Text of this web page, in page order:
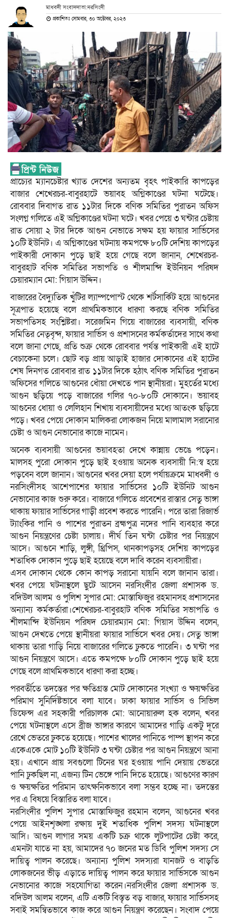
মাধবদী সংবাদদাতা:নরসিংদী
প্রকাশিতঃ সোমবার, ৩০ অক্টোবর, ২০২৩
প্রাচ্যের ম্যানচেষ্টার খ্যাত দেশের অন্যতম বৃহৎ পাইকারি কাপড়ের
বাজার শেখেরচর-বাবুরহাটে ভয়াবহ অগ্নিকাণ্ডের ঘটনা ঘটেছে।
রোববার দিবাগত রাত ১১টার দিকে বণিক সমিতির পুরাতন অফিস
সংলগ্ন গলিতে এই অগ্নিকাণ্ডের ঘটনা ঘটে। খবর পেয়ে ৩ ঘন্টার চেষ্টায়
রাত সোয়া ২ টার দিকে আগুন নেভাতে সক্ষম হয় ফায়ার সার্ভিসের
১০টি ইউনিট। এ অগ্নিকাণ্ডের ঘটনায় কমপক্ষে ৮০টি দেশিয় কাপড়ের
পাইকারী দোকান পুড়ে ছাই হয়ে গেছে বলে জানান, শেখেরচর-
বাবুরহাট বণিক সমিতির সভাপতি ও শীলমান্দি ইউনিয়ন পরিষদ
চেয়ারম্যান মো: গিয়াস উদ্দিন।
বাজারের বৈদ্যুতিক খুঁটির ল্যাম্পপোস্ট থেকে শর্টসার্কিট হয়ে আগুনের
সূত্রপাত হয়েছে বলে প্রাথমিকভাবে ধারণা করছে বণিক সমিতির
সভাপতিসহ সংশ্লিষ্টরা। সরেজমিন গিয়ে বাজারের ব্যবসায়ী, বণিক
সমিতির নেতৃবৃন্দ, ফায়ার সার্ভিস ও প্রশাসনের কর্মকর্তাদের সাথে কথা
বলে জানা গেছে, প্রতি শুক্র থেকে রোববার পর্যন্ত পাইকারী এই হাটে
বেচাকেনা চলে। ছোট বড় প্রায় আড়াই হাজার দোকানের এই হাটের
শেষ দিনগত রোববার রাত ১১টার দিকে হঠাৎ বণিক সমিতির পুরাতন
অফিসের গলিতে আগুনের ধোঁয়া দেখতে পান স্থানীয়রা। মুহর্তের মধ্যে
আগুন ছড়িয়ে পড়ে বাজারের গলির ৭০-৮০টি দোকানে। ভয়াবহ
আগুনের ধোয়া ও লেলিহান শিখায় ব্যবসায়ীদের মধ্যে আতংক ছড়িয়ে
পড়ে। খবর পেয়ে দোকান মালিকরা লোকজন নিয়ে মালামাল সরানোর
চেষ্টা ও আগুন নেভানোর কাজে নামেন।
অনেক ব্যবসায়ী আগুনের ভয়াবহতা দেখে কান্নায় ভেঙে পড়েন।
মালসহ পুরো দোকান পুড়ে ছাই হওয়ায় অনেক ব্যবসায়ী নি:স্ব হয়ে
পড়বেন বলে জানান। আগুনের খবর দেয়া হলে পর্যায়ক্রমে মাধবদী ও
নরসিংদীসহ আশেপাশের ফায়ার সার্ভিসের ১০টি ইউনিট আগুন
নেভানোর কাজ শুরু করে। বাজারে গলিতে প্রবেশের রাস্তার সেতু ভাঙ্গা
থাকায় ফায়ার সার্ভিসের গাড়ী প্রবেশ করতে পারেনি। পরে তারা রিজার্ভ
ট্যাংকির পানি ও পাশের পুরাতন ব্রহ্মপুত্র নদের পানি ব্যবহার করে
আগুন নিয়ন্ত্রণের চেষ্টা চালায়। দীর্ঘ তিন ঘন্টা চেষ্টার পর নিয়ন্ত্রণে
আসে। আগুনে শাড়ি, লুঙ্গী, থ্রিপিস, থানকাপড়সহ দেশিয় কাপড়ের
শতাধিক দোকান পুড়ে ছাই হয়েছে বলে দাবি করেন ব্যবসায়ীরা।
এসব দোকান থেকে কোন কাপড় সরানো যায়নি বলে জানান তারা।
খবর পেয়ে ঘটনাস্থলে ছুটে আসেন নরসিংদীর জেলা প্রশাসক ড.
বদিউল আলম ও পুলিশ সুপার মো: মোস্তাফিজুর রহমানসহ প্রশাসনের
অন্যান্য কর্মকর্তারা।শেখেরচর-বাবুরহাট বণিক সমিতির সভাপতি ও
শীলমান্দি ইউনিয়ন পরিষদ চেয়ারম্যান মো: গিয়াস উদ্দিন বলেন,
আগুন দেখতে পেয়ে স্থানীয়রা ফায়ার সার্ভিসে খবর দেয়। সেতু ভাঙ্গা
থাকায় তারা গাড়ি নিয়ে বাজারের গলিতে ঢুকতে পারেনি। ৩ ঘন্টা পর
আগুন নিয়ন্ত্রণে আসে। এতে কমপক্ষে ৮০টি দোকান পুড়ে ছাই হয়ে
গেছে বলে প্রাথমিকভাবে ধারণা করা হচ্ছে।
পরবর্তীতে তদন্তের পর ক্ষতিগ্রস্ত মোট দোকানের সংখ্যা ও ক্ষয়ক্ষতির
পরিমাণ সুনির্দিষ্টভাবে বলা যাবে। ঢাকা ফায়ার সার্ভিস ও সিভিল
ডিফেন্স এর সহকারী পরিচালক মো: আনোয়ারুল হক বলেন, খবর
পেয়ে ঘটনাস্থলে এসে ব্রীজ ভাঙ্গার কারণে আমাদের গাড়ি একটু দূরে
রেখে ভেতরে ঢুকতে হয়েছে। পাশের খালের পানিতে পাম্প স্থাপন করে
একেএকে মোট ১০টি ইউনিট ৩ ঘন্টা চেষ্টার পর আগুন নিয়ন্ত্রণে আনা
হয়। এখানে প্রায় সবগুলো টিনের ঘর হওয়ায় পানি দেয়ায় ভেতরে
পানি ঢুকছিল না, এজন্য টিন ভেঙ্গে পানি দিতে হয়েছে। আগুণের কারণ
ও ক্ষয়ক্ষতির পরিমান তাৎক্ষনিকভাবে বলা সম্ভব হচ্ছে না। তদন্তের
পর এ বিষয়ে বিস্তারিত বলা যাবে।
নরসিংদীর পুলিশ সুপার মোস্তাফিজুর রহমান বলেন, আগুনের খবর
পেয়ে আইনশৃঙ্খলা রক্ষায় দুই শতাধিক পুলিশ সদস্য ঘটনাস্থলে
আসি। আগুন লাগার সময় একটি চক্র থাকে লুটপাটের চেষ্টা করে,
এমনটা যাতে না হয়, আমাদের ৭০ জনের মত ডিবি পুলিশ সদস্য সে
দায়িত্ব পালন করেছে। অন্যান্য পুলিশ সদস্যরা যানজট ও বাড়তি
লোকজনের ভীড় এড়াতে দায়িত্ব পালন করে ফায়ার সার্ভিসকে আগুন
নেভানোর কাজে সহযোগিতা করেন।নরসিংদীর জেলা প্রশাসক ড.
বদিউল আলম বলেন, এটি একটি বিস্তৃত বড় বাজার, ফায়ার সার্ভিসসহ
সবাই সমন্বিতভাবে কাজ করে আগুন নিয়ন্ত্রণ করেছেন। সংবাদ পেয়ে